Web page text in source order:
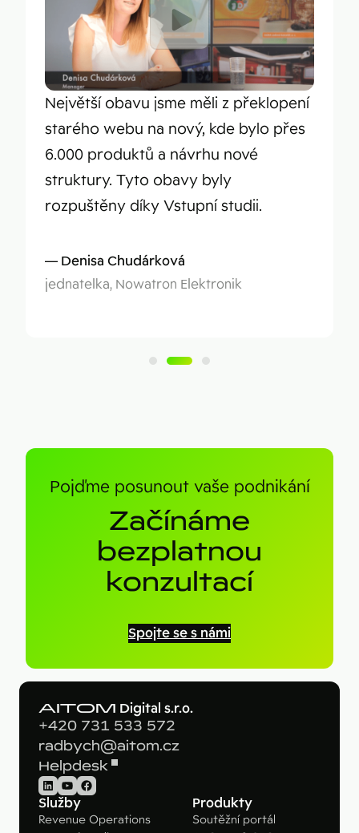
Největší obavu jsme měli z překlopení
starého webu na nový, kde bylo přes
6.000 produktů a návrhu nové
struktury. Tyto obavy byly
rozpuštěny díky Vstupní studii.
Denisa Chudárková
jednatelka, Nowatron Elektronik
Pojďme posunout vaše podnikání
Začínáme
bezplatnou
konzultací
Spojte se s námi
AITOM Digital s.r.o.
+420 731 533 572
radbych@aitom.cz
Helpdesk
LinkedIn
YouTube
Facebook
Služby
Revenue Operations
Produkty
Soutěžní portál